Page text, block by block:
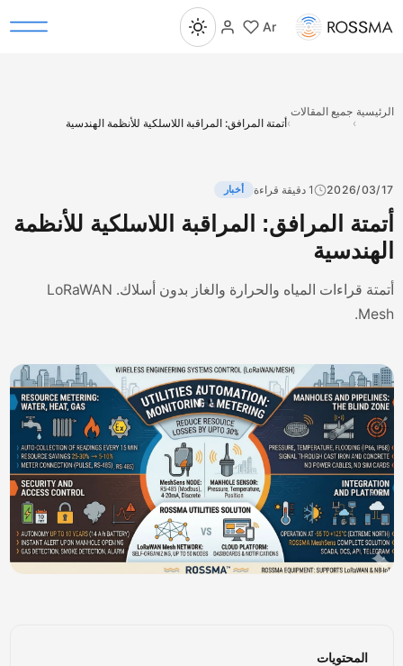
جميع المقالات
أتمتة المرافق: المراقبة اللاسلكية للأنظمة الهندسية
2026/03/ 1 دقيقة قراءة أخبار
المرافق: المراقبة اللاسلكية للأنظمة
أتمتة قراءات المياه والحرارة والغاز بدون أسلاك. LoRaWAN
المحتويات